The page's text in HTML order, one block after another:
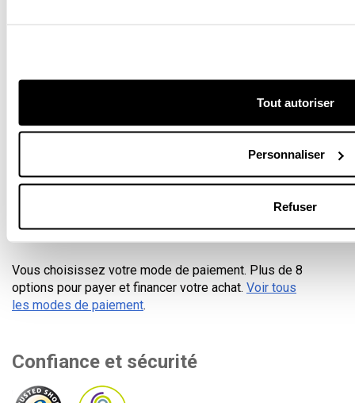
Tout autoriser
Personnaliser
Refuser
Politique en matière de cookies
Paiement sécurisé
Vous choisissez votre mode de paiement. Plus de 8
options pour payer et financer votre achat. Voir tous
les modes de paiement.
Confiance et sécurité